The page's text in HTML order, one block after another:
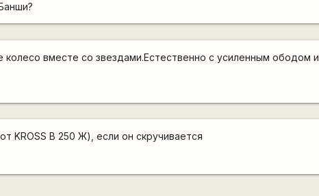
вместе со звездами.Естественно с усиленным ободом и
KROSS B 250 Ж), если он скручивается